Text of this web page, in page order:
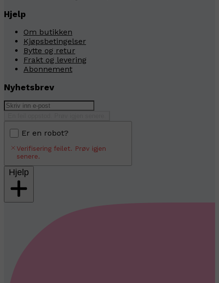
Hjelp
Om butikken
Kjøpsbetingelser
Bytte og retur
Frakt og levering
Abonnement
Nyhetsbrev
Er en robot?
Verifisering feilet. Prøv igjen
senere.
Hjelp